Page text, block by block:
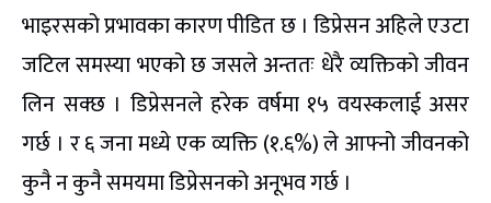
भाइरसको प्रभावका कारण पीडित छ । डिप्रेसन अहिले एउटा
जटिल समस्या भएको छ जसले अन्ततः धेरै व्यक्तिको जीवन
लिन सक्छ । डिप्रेसनले हरेक वर्षमा १५ वयस्कलाई असर
गर्छ । र ६ जना मध्ये एक व्यक्ति (१.६%) ले आफ्नो जीवनको
कुनै न कुनै समयमा डिप्रेसनको अनूभव गर्छ ।